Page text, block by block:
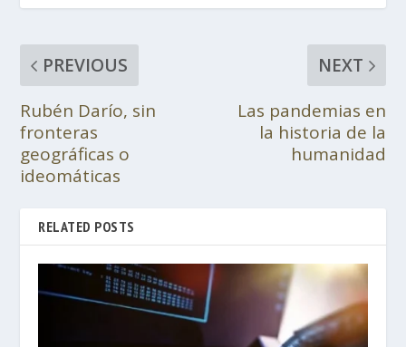
PREVIOUS
Rubén Darío, sin
fronteras
geográficas o
ideomáticas
NEXT
Las pandemias en
la historia de la
humanidad
RELATED POSTS